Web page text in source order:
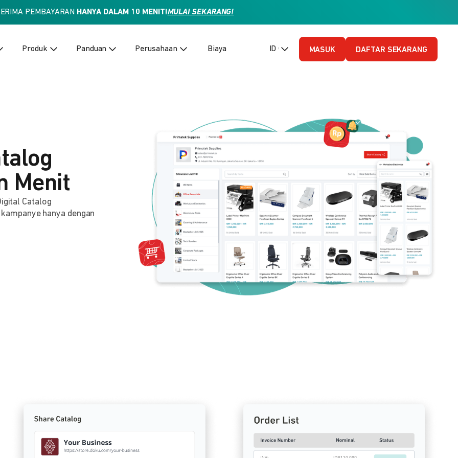
PEMBAYARAN HANYA DALAM 10 MENIT!MULAI SEKARANG!
Produk Panduan Perusahaan Biaya ID (Bahasa Indonesia)
MASUK DAFTAR SEKARANG
Menit
Catalog
hanya dengan